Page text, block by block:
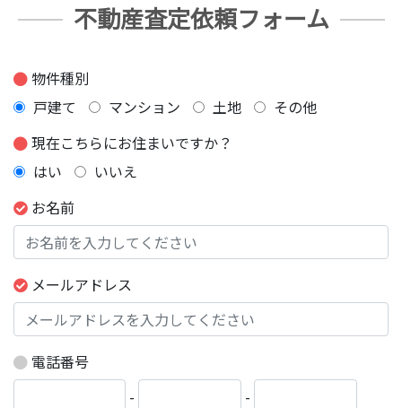
不動産査定依頼フォーム
物件種別
戸建て
マンション 土地
その他
現在こちらにお住まいですか？
はい
いいえ
お名前
メールアドレス
電話番号
-
-